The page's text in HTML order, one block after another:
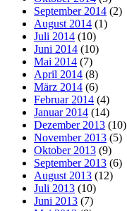
September 2014 (2)
August 2014 (1)
Juli 2014 (10)
Juni 2014 (10)
Mai 2014 (7)
April 2014 (8)
März 2014 (6)
Februar 2014 (4)
Januar 2014 (14)
Dezember 2013 (10)
November 2013 (5)
Oktober 2013 (9)
September 2013 (6)
August 2013 (12)
Juli 2013 (10)
Juni 2013 (7)